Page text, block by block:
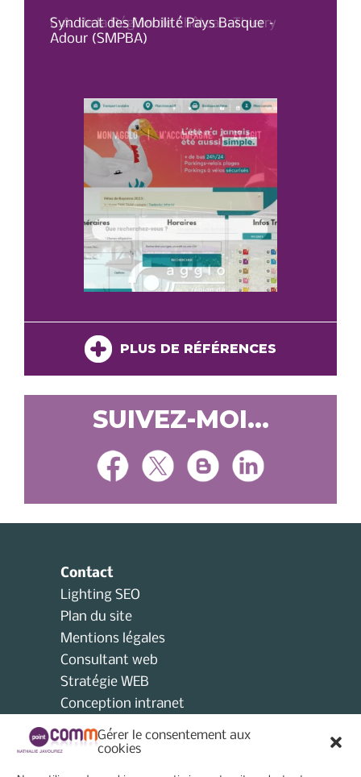
Gérer le consentement aux
cookies
C.A. de la Région de Château-Thierry
Syndicat des Mobilité Pays Basque –
Adour (SMPBA)
PLUS DE RÉFÉRENCES
SUIVEZ-MOI...
Contact
Lighting SEO
Plan du site
Mentions légales
Consultant web
Stratégie WEB
Conception intranet
Consultant collectivités locales
AMO